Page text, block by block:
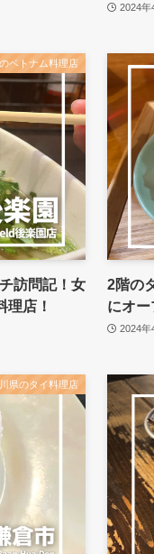
2024年
ベトナム料理店
訪問記！女
理店！
2階の
にオー
2024年
県のタイ料理店